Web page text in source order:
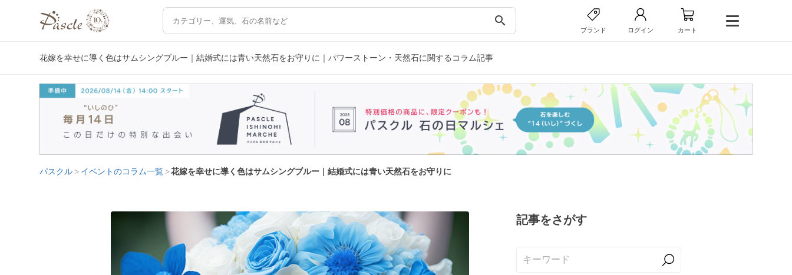
search
ブランド ログイン カート
花嫁を幸せに導く色はサムシングブルー｜結婚式には青い天然石をお守りに｜パワーストーン・天然石に関するコラム記事
パスクル イベントのコラム一覧 花嫁を幸せに導く色はサムシングブルー｜結婚式には青い天然石をお守りに
記事をさがす